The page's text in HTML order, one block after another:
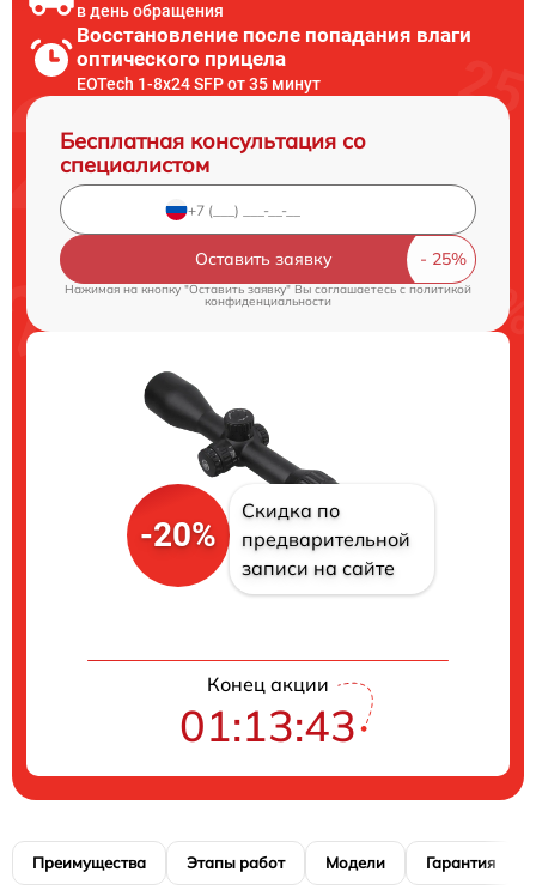
в день обращения
Восстановление после попадания влаги
оптического прицела
EOTech 1-8x24 SFP от 35 минут
Бесплатная консультация со
специалистом
Оставить заявку
Нажимая на кнопку "Оставить заявку" Вы соглашаетесь cполитикой
конфиденциальности
-20%
Скидка по
предварительной
записи на сайте
Конец акции
01:13:42
Преимущества Этапы работ Модели Гарантия